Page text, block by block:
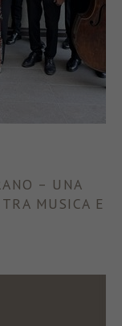
– UNA
MUSICA E